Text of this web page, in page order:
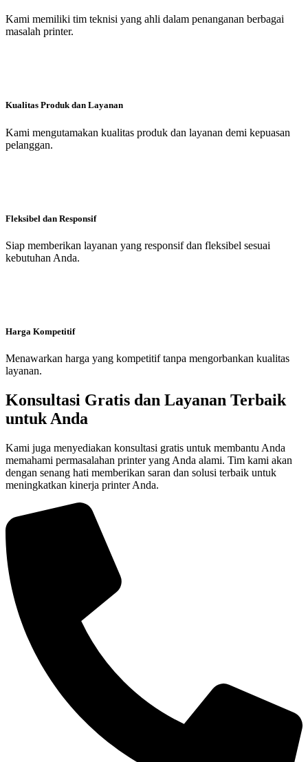
Kami memiliki tim teknisi yang ahli dalam penanganan berbagai
masalah printer.
Kualitas Produk dan Layanan
Kami mengutamakan kualitas produk dan layanan demi kepuasan
pelanggan.
Fleksibel dan Responsif
Siap memberikan layanan yang responsif dan fleksibel sesuai
kebutuhan Anda.
Harga Kompetitif
Menawarkan harga yang kompetitif tanpa mengorbankan kualitas
layanan.
Konsultasi Gratis dan Layanan Terbaik
untuk Anda
Kami juga menyediakan konsultasi gratis untuk membantu Anda
memahami permasalahan printer yang Anda alami. Tim kami akan
dengan senang hati memberikan saran dan solusi terbaik untuk
meningkatkan kinerja printer Anda.